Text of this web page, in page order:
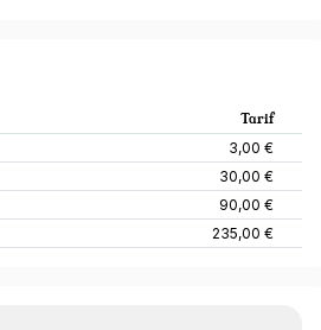
Tarif
3,00 €
30,00 €
90,00 €
235,00 €